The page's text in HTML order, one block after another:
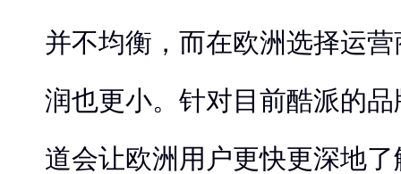
并不均衡，而在欧洲选择运
润也更小。针对目前酷派的
道会让欧洲用户更快更深地